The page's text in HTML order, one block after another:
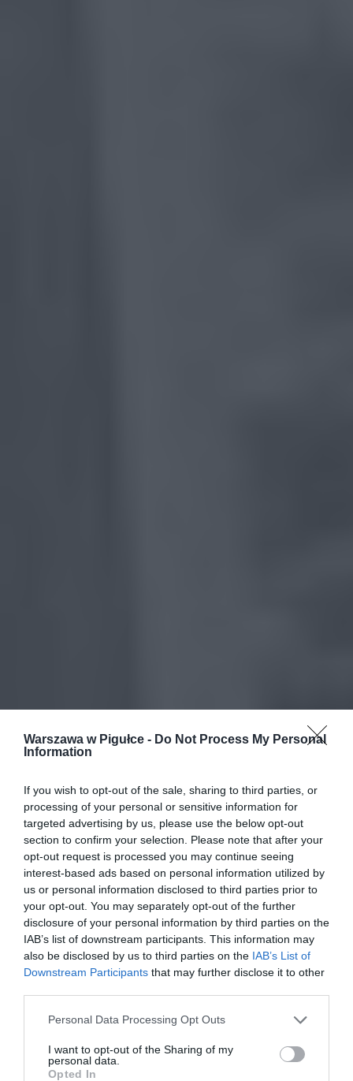
Warszawa w Pigułce - Do Not Process My Personal
Information
If you wish to opt-out of the sale, sharing to third parties, or
processing of your personal or sensitive information for
targeted advertising by us, please use the below opt-out
section to confirm your selection. Please note that after your
opt-out request is processed you may continue seeing
interest-based ads based on personal information utilized by
us or personal information disclosed to third parties prior to
your opt-out. You may separately opt-out of the further
disclosure of your personal information by third parties on the
IAB’s list of downstream participants. This information may
also be disclosed by us to third parties on the IAB’s List of
Downstream Participants that may further disclose it to other
Personal Data Processing Opt Outs
I want to opt-out of the Sharing of my
personal data.
Opted In